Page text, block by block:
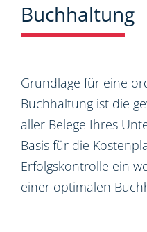
Buchhaltung
Grundlage für eine
Buchhaltung ist die
aller Belege Ihres
Basis für die
Erfolgskontrolle ein
einer optimalen